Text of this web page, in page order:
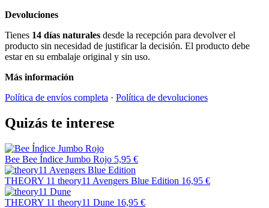
Devoluciones
Tienes 14 días naturales desde la recepción para devolver el
producto sin necesidad de justificar la decisión. El producto debe
estar en su embalaje original y sin uso.
Más información
Política de envíos completa · Política de devoluciones
Quizás te interese
Bee Bee Índice Jumbo Rojo 5,95 €
THEORY 11 theory11 Avengers Blue Edition 16,95 €
THEORY 11 theory11 Dune 16,95 €